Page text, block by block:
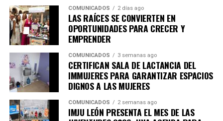
“Está segunda academia tiene ahora una vocación en
innovación y sostenibilidad; la primera abrió sus
puertas hace un año y fue enfocada en fortalecer
habilidades de empleo, autoempleo y
competitividad. Hoy, tiene enfoque y una
especialidad en temas agro, en la industria, en la
biotecnología, en las tecnologías limpias y sobre
todo en la economía circular”, explicó.
MILES DE EMPRENDEDORES HAN FORTALECIDO
COMUNICADOS 2 días ago
LAS RAÍCES SE CONVIERTEN EN
OPORTUNIDADES PARA CRECER Y
EMPRENDER
COMUNICADOS 3 semanas ago
CERTIFICAN SALA DE LACTANCIA DEL
IMMUJERES PARA GARANTIZAR ESPACIOS
DIGNOS A LAS MUJERES
COMUNICADOS 2 semanas ago
IMJU LEÓN PRESENTA EL MES DE LAS